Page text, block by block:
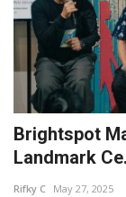
Brightspot
Landmark
Rifky C May 27, 2025